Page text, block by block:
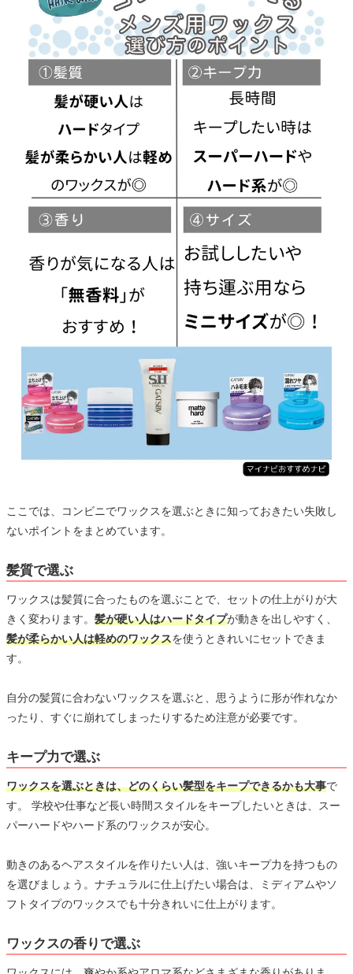
ここでは、コンビニでワックスを選ぶときに知っておきたい失敗し
ないポイントをまとめています。
髪質で選ぶ
ワックスは髪質に合ったものを選ぶことで、セットの仕上がりが大
きく変わります。 髪が硬い人はハードタイプが動きを出しやすく、
髪が柔らかい人は軽めのワックスを使うときれいにセットできま
す。
自分の髪質に合わないワックスを選ぶと、思うように形が作れなか
ったり、すぐに崩れてしまったりするため注意が必要です。
キープ力で選ぶ
ワックスを選ぶときは、どのくらい髪型をキープできるかも大事で
す。 学校や仕事など長い時間スタイルをキープしたいときは、スー
パーハードやハード系のワックスが安心。
動きのあるヘアスタイルを作りたい人は、強いキープ力を持つもの
を選びましょう。ナチュラルに仕上げたい場合は、ミディアムやソ
フトタイプのワックスでも十分きれいに仕上がります。
ワックスの香りで選ぶ